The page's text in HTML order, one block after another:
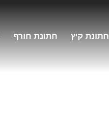
חתונת קיץ חתונת חורף